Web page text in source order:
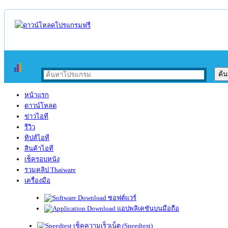
หน้าแรก
ดาวน์โหลด
ข่าวไอที
รีวิว
ทิปส์ไอที
สินค้าไอที
เช็ครอบหนัง
รวมคลิป Thaiware
เครื่องมือ
ซอฟต์แวร์
แอปพลิเคชันบนมือถือ
เช็คความเร็วเน็ต (Speedtest)